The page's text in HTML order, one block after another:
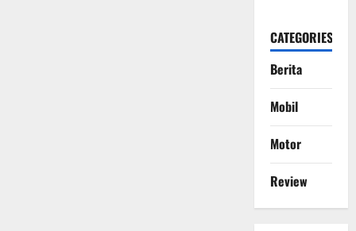
CATEGORIES
Berita
Mobil
Motor
Review